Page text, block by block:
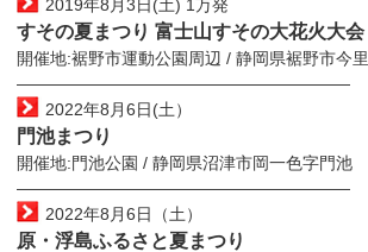
2019年8月3日(土) 1万発
すその夏まつり 富士山すその大花火大会
開催地:裾野市運動公園周辺 / 静岡県裾野市今里
————————————————————
2022年8月6日(土）
門池まつり
開催地:門池公園 / 静岡県沼津市岡一色字門池
————————————————————
2022年8月6日（土）
原・浮島ふるさと夏まつり